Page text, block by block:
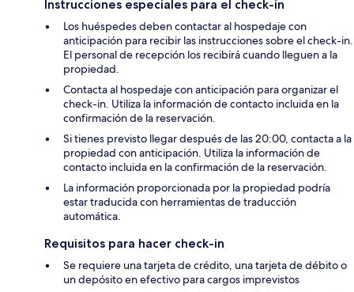
Instrucciones especiales para el check-in
Los huéspedes deben contactar al hospedaje con
anticipación para recibir las instrucciones sobre el check-in.
El personal de recepción los recibirá cuando lleguen a la
propiedad.
Contacta al hospedaje con anticipación para organizar el
check-in. Utiliza la información de contacto incluida en la
confirmación de la reservación.
Si tienes previsto llegar después de las 20:00, contacta a la
propiedad con anticipación. Utiliza la información de
contacto incluida en la confirmación de la reservación.
La información proporcionada por la propiedad podría
estar traducida con herramientas de traducción
automática.
Requisitos para hacer check-in
Se requiere una tarjeta de crédito, una tarjeta de débito o
un depósito en efectivo para cargos imprevistos